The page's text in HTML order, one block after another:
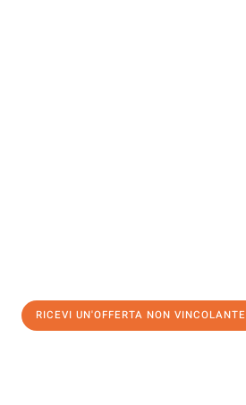
RICEVI UN'OFFERTA NON VINCOLANTE